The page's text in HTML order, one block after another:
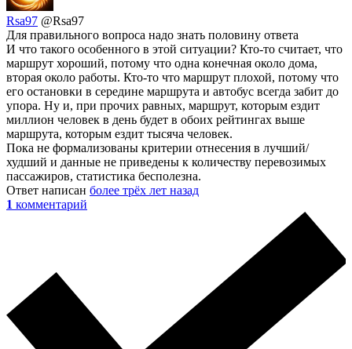
Rsa97 @Rsa97
Для правильного вопроса надо знать половину ответа
И что такого особенного в этой ситуации? Кто-то считает, что
маршрут хороший, потому что одна конечная около дома,
вторая около работы. Кто-то что маршрут плохой, потому что
его остановки в середине маршрута и автобус всегда забит до
упора. Ну и, при прочих равных, маршрут, которым ездит
миллион человек в день будет в обоих рейтингах выше
маршрута, которым ездит тысяча человек.
Пока не формализованы критерии отнесения в лучший/
худший и данные не приведены к количеству перевозимых
пассажиров, статистика бесполезна.
Ответ написан более трёх лет назад
1 комментарий